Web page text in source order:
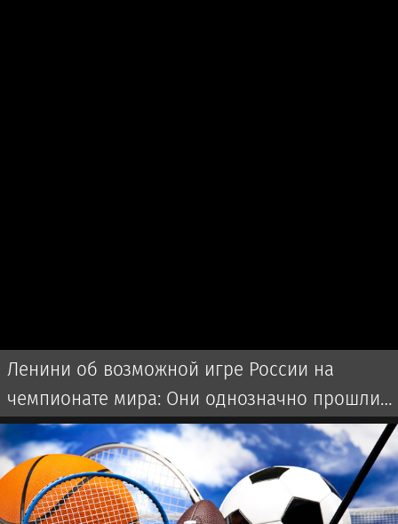
Ленини об возможной игре России на
чемпионате мира: Они однозначно прошли
бы далеко